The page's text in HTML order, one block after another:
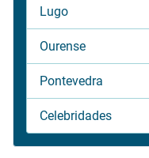
Lugo
Ourense
Pontevedra
Celebridades